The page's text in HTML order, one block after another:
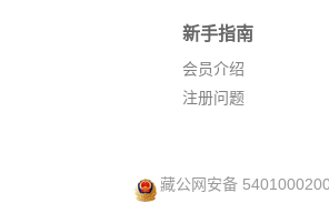
新手指南
会员介绍
注册问题
藏公网安备